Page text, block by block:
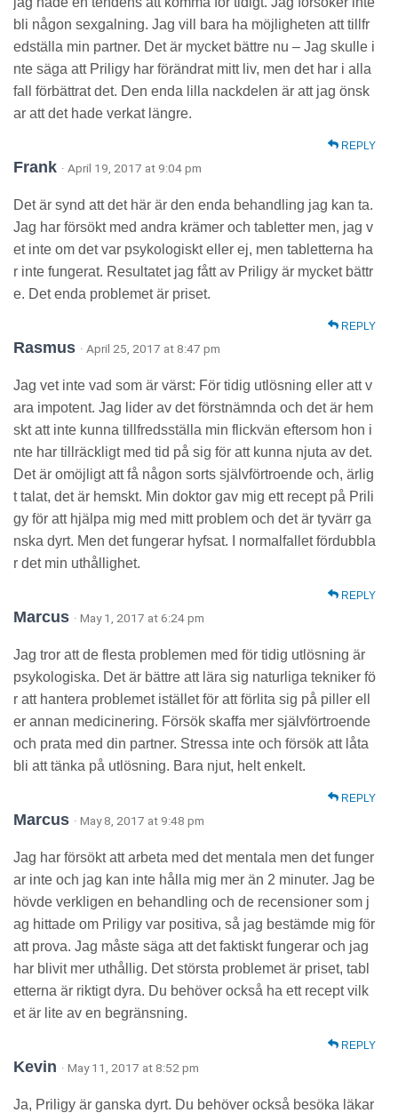
bli någon sexgalning. Jag vill bara ha möjligheten att tillfr
edställa min partner. Det är mycket bättre nu – Jag skulle i
nte säga att Priligy har förändrat mitt liv, men det har i alla
fall förbättrat det. Den enda lilla nackdelen är att jag önsk
ar att det hade verkat längre.
REPLY
Frank · April 19, 2017 at 9:04 pm
Det är synd att det här är den enda behandling jag kan ta.
Jag har försökt med andra krämer och tabletter men, jag v
et inte om det var psykologiskt eller ej, men tabletterna ha
r inte fungerat. Resultatet jag fått av Priligy är mycket bättr
e. Det enda problemet är priset.
REPLY
Rasmus · April 25, 2017 at 8:47 pm
Jag vet inte vad som är värst: För tidig utlösning eller att v
ara impotent. Jag lider av det förstnämnda och det är hem
skt att inte kunna tillfredsställa min flickvän eftersom hon i
nte har tillräckligt med tid på sig för att kunna njuta av det.
Det är omöjligt att få någon sorts självförtroende och, ärlig
t talat, det är hemskt. Min doktor gav mig ett recept på Prili
gy för att hjälpa mig med mitt problem och det är tyvärr ga
nska dyrt. Men det fungerar hyfsat. I normalfallet fördubbla
r det min uthållighet.
REPLY
Marcus · May 1, 2017 at 6:24 pm
Jag tror att de flesta problemen med för tidig utlösning är
psykologiska. Det är bättre att lära sig naturliga tekniker fö
r att hantera problemet istället för att förlita sig på piller ell
er annan medicinering. Försök skaffa mer självförtroende
och prata med din partner. Stressa inte och försök att låta
bli att tänka på utlösning. Bara njut, helt enkelt.
REPLY
Marcus · May 8, 2017 at 9:48 pm
Jag har försökt att arbeta med det mentala men det funger
ar inte och jag kan inte hålla mig mer än 2 minuter. Jag be
hövde verkligen en behandling och de recensioner som j
ag hittade om Priligy var positiva, så jag bestämde mig för
att prova. Jag måste säga att det faktiskt fungerar och jag
har blivit mer uthållig. Det största problemet är priset, tabl
etterna är riktigt dyra. Du behöver också ha ett recept vilk
et är lite av en begränsning.
REPLY
Kevin · May 11, 2017 at 8:52 pm
Ja, Priligy är ganska dyrt. Du behöver också besöka läkar